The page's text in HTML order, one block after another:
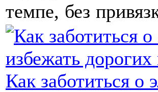
темпе, без
Как заботиться о